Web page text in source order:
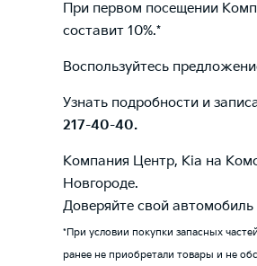
При первом посещении
составит 10%.*
Воспользуйтесь
Узнать подробности и
217-40-40.
Компания Центр, Kia на
Новгороде.
Доверяйте свой
*При условии покупки запасных
ранее не приобретали товары и не